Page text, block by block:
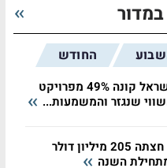
החודש
אמריקה ישראל קונה 49% מפרויקט
שנגזר והמשמעות...
נקסט ויז'ן חצתה 205 מיליון דולר
השנה